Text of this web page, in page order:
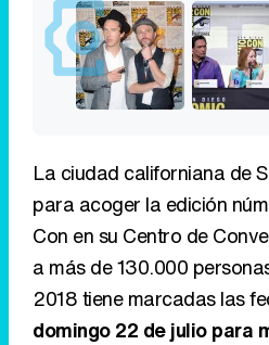
La ciudad californiana de
para acoger la edición
Con en su Centro de
a más de 130.000
2018 tiene marcadas las
domingo 22 de julio para